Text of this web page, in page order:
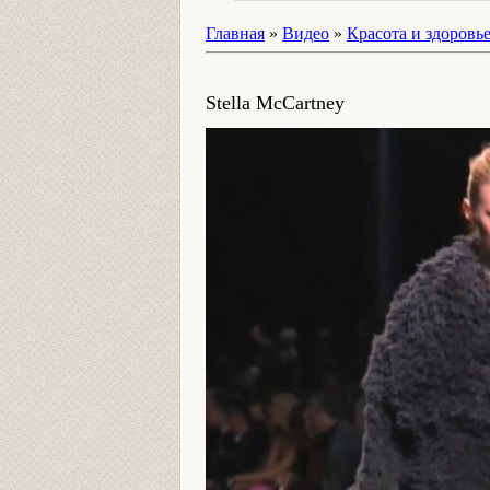
Главная » Видео » Красота и здоровье
Stella McCartney